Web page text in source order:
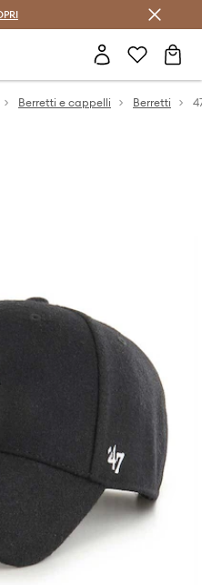
Club >
Berretti e cappelli Berretti